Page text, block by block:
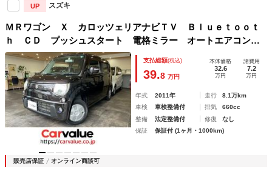
UP スズキ
ＭＲワゴン Ｘ カロッツェリアナビＴＶ Ｂｌｕｅｔｏｏｔ
ｈ ＣＤ プッシュスタート 電格ミラー オートエアコン
フォグ パンク修理キット
支払総額(税込)
39.8 万円
本体価格
32.6
万円
諸費用
7.2
万円
年式 2011年 走行
8.1万km
車検
車検整備付 排気
660cc
整備
法定整備付 修復
なし
保証
保証付 (1ヶ月・1000km)
販売店保証 オンライン商談可